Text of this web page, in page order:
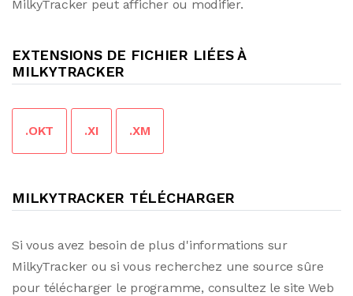
MilkyTracker peut afficher ou modifier.
EXTENSIONS DE FICHIER LIÉES À
MILKYTRACKER
.OKT .XI .XM
MILKYTRACKER TÉLÉCHARGER
Si vous avez besoin de plus d'informations sur
MilkyTracker ou si vous recherchez une source sûre
pour télécharger le programme, consultez le site Web